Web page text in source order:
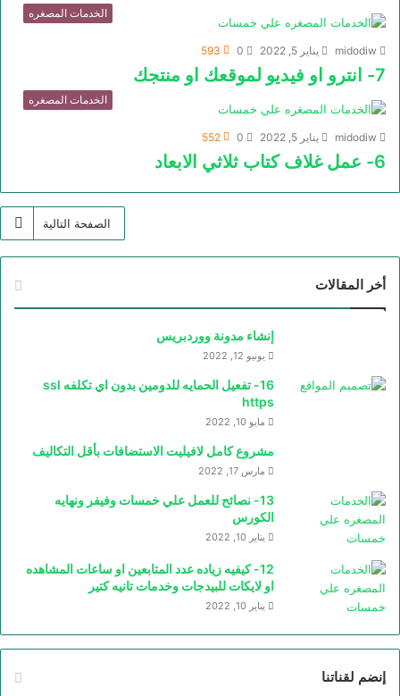
الخدمات المصغره
midodiw يناير 5, 2022 0
593
7- انترو او فيديو لموقعك او منتجك
الخدمات المصغره
midodiw يناير 5, 2022 0
552
6- عمل غلاف كتاب ثلاثي الابعاد
الصفحة التالية
أخر المقالات
إنشاء مدونة ووردبريس
يونيو 12, 2022
16- تفعيل الحمايه للدومين بدون اي تكلفه ssl
https
مايو 10, 2022
مشروع كامل لافيليت الاستضافات بأقل التكاليف
مارس 17, 2022
13- نصائح للعمل علي خمسات وفيفر ونهايه
الكورس
يناير 10, 2022
12- كيفيه زياده عدد المتابعين او ساعات المشاهده
او لايكات للبيدجات وخدمات تانيه كتير
يناير 10, 2022
إنضم لقناتنا